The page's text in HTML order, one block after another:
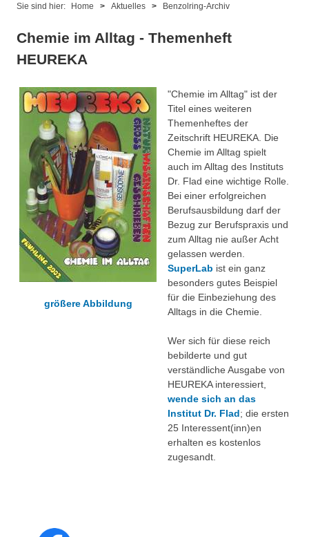
Berufsinformation
Besonderheiten
Projekte
Eduthek
Aktuelles
Benzolring online
QM-Zertifizierung nach SGB III / AZAV
Preisrätsel
Unsere Linktipps
Pressearchiv
Benzolring-Archiv
Sie sind hier: Home > Aktuelles > Benzolring-Archiv
Chemie im Alltag - Themenheft
HEUREKA
größere Abbildung
"Chemie im Alltag" ist der
Titel eines weiteren
Themenheftes der
Zeitschrift HEUREKA. Die
Chemie im Alltag spielt
auch im Alltag des Instituts
Dr. Flad eine wichtige Rolle.
Bei einer erfolgreichen
Berufsausbildung darf der
Bezug zur Berufspraxis und
zum Alltag nie außer Acht
gelassen werden.
SuperLab ist ein ganz
besonders gutes Beispiel
für die Einbeziehung des
Alltags in die Chemie.
Wer sich für diese reich
bebilderte und gut
verständliche Ausgabe von
HEUREKA interessiert,
wende sich an das
Institut Dr. Flad; die ersten
25 Interessent(inn)en
erhalten es kostenlos
zugesandt.